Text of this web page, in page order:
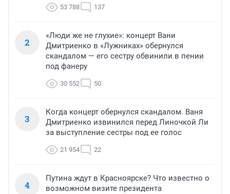
53 788 137
2
«Люди же не глухие»: концерт Вани
Дмитриенко в «Лужниках» обернулся
скандалом — его сестру обвинили в пении
под фанеру
30 552 50
3
Когда концерт обернулся скандалом. Ваня
Дмитриенко извинился перед Линочкой Ли
за выступление сестры под ее голос
21 954 22
4
Путина ждут в Красноярске? Что известно о
возможном визите президента